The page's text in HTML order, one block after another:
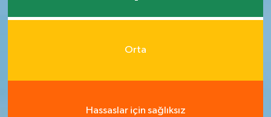
Orta
Hassaslar için sağlıksız